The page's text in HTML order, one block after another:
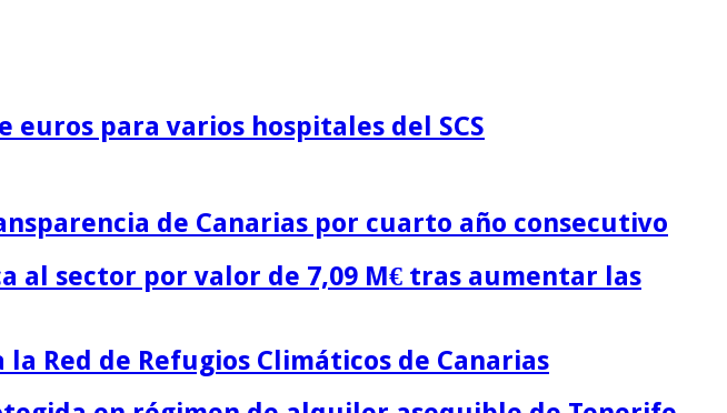
para varios hospitales del SCS
de Canarias por cuarto año consecutivo
al sector por valor de 7,09 M€ tras aumentar las
Red de Refugios Climáticos de Canarias